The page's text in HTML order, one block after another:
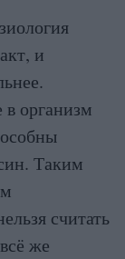
и
организм
Таким
считать
же